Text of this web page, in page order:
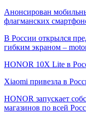
Анонсирован
флагманских
В России открылся
гибким экраном –
HONOR 10X Lite в
Xiaomi привезла в
HONOR запускает
магазинов по всей